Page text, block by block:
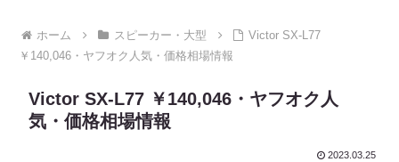
ホーム スピーカー・大型
Victor SX-L77
￥140,046・ヤフオク人気・価格相場情報
Victor SX-L77 ￥140,046・ヤフオク人
気・価格相場情報
2023.03.25